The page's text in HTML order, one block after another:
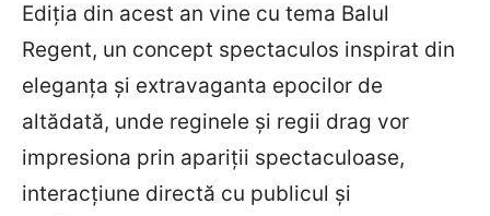
Ediția din acest an vine cu tema Balul
Regent, un concept spectaculos inspirat din
eleganța și extravaganta epocilor de
altădată, unde reginele și regii drag vor
impresiona prin apariții spectaculoase,
interacțiune directă cu publicul și